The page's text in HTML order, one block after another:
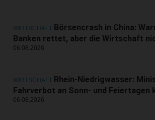
WIRTSCHAFT Börsencrash in China:
Banken rettet, aber die Wirtschaft
06.08.2026
WIRTSCHAFT Rhein-Niedrigwasser:
Fahrverbot an Sonn- und Feiertagen
06.08.2026